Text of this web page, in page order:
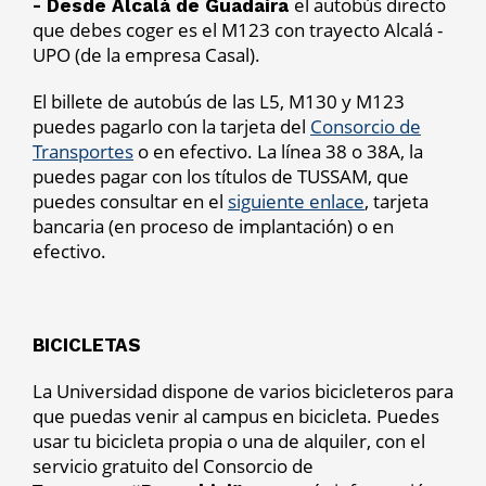
- Desde Alcalá de Guadaíra el autobús directo
que debes coger es el M123 con trayecto Alcalá -
UPO (de la empresa Casal).
El billete de autobús de las L5, M130 y M123
puedes pagarlo con la tarjeta del Consorcio de
Transportes o en efectivo. La línea 38 o 38A, la
puedes pagar con los títulos de TUSSAM, que
puedes consultar en el siguiente enlace, tarjeta
bancaria (en proceso de implantación) o en
efectivo.
BICICLETAS
La Universidad dispone de varios bicicleteros para
que puedas venir al campus en bicicleta. Puedes
usar tu bicicleta propia o una de alquiler, con el
servicio gratuito del Consorcio de